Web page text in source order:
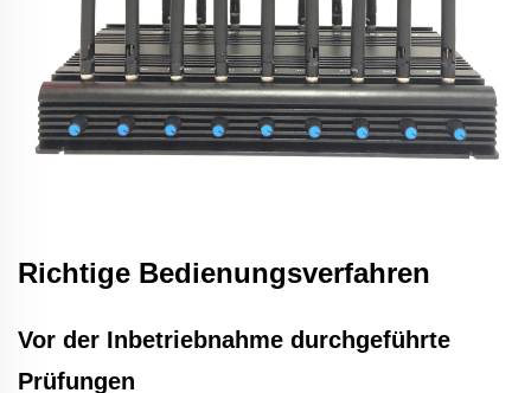
Richtige Bedienungsverfahren
Vor der Inbetriebnahme durchgeführte
Prüfungen